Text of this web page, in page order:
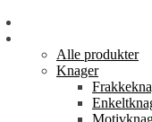
Alle produkter
Knager